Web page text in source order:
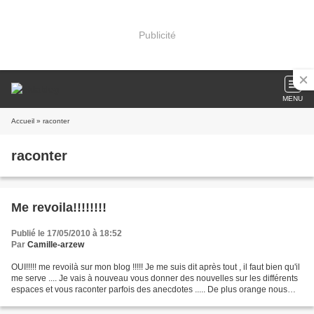
Publicité
MENU
Accueil » raconter
raconter
Me revoila!!!!!!!!
Publié le 17/05/2010 à 18:52
Par Camille-arzew
OUI!!!!! me revoilà sur mon blog !!!!! Je me suis dit après tout , il faut bien qu'il
me serve .... Je vais à nouveau vous donner des nouvelles sur les différents
espaces et vous raconter parfois des anecdotes ..... De plus orange nous